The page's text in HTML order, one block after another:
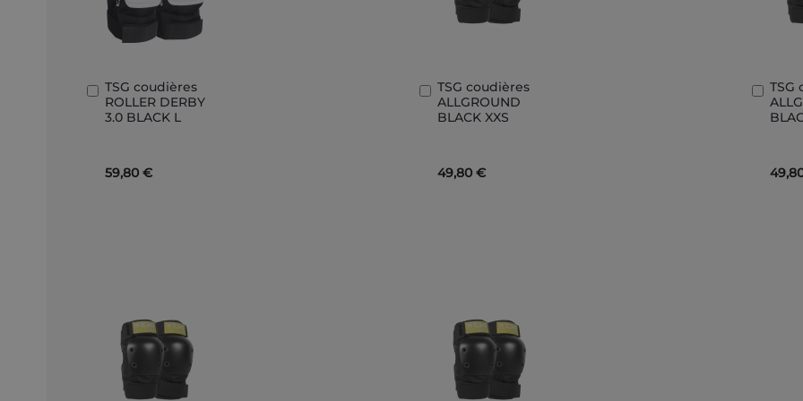
TSG coudières
ROLLER DERBY
3.0 BLACK L
59,80 €
Ajouter
au
panier
TSG coudières
ALLGROUND
BLACK XXS
49,80 €
Ajouter
au
panier
TSG
au